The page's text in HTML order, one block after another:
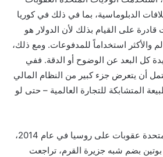
الدبلوماسية، بما في ذلك في كوريا
قادرة على القيام بذلك لأن الدولار هو
والأكثر استخداماً للمدفوعات. ومع ذلك،
كل البعد عن الوضوح أو الدقة. ففي
أن يتعرض جزء كبير من النظام المالي
المتشابكة للتجارة العالمية – حتى لو
عندما فرضت الولايات المتحدة عقوبات على روسيا في عام 2014،
بوتين بضم شبه جزيرة القرم، تراجعت